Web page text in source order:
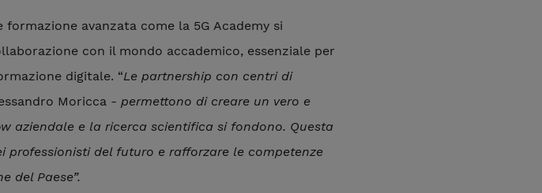
avanzata come la 5G Academy si
con il mondo accademico, essenziale per
digitale. “Le partnership con centri di
Moricca - permettono di creare un vero e
aziendale e la ricerca scientifica si fondono. Questa
del futuro e rafforzare le competenze
del Paese”.